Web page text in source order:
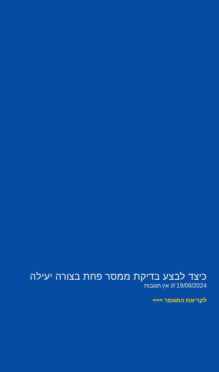
כיצד לבצע בדיקת ממסר פחת בצורה יעילה
19/08/2024 אין תגובות
לקריאת המאמר >>>